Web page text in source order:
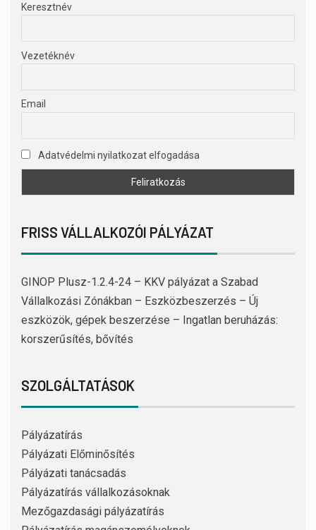
Keresztnév
Vezetéknév
Email
Adatvédelmi nyilatkozat elfogadása
FRISS VÁLLALKOZÓI PÁLYÁZAT
GINOP Plusz-1.2.4-24 – KKV pályázat a Szabad
Vállalkozási Zónákban – Eszközbeszerzés – Új
eszközök, gépek beszerzése – Ingatlan beruházás:
korszerűsítés, bővítés
SZOLGÁLTATÁSOK
Pályázatírás
Pályázati Előminősítés
Pályázati tanácsadás
Pályázatírás vállalkozásoknak
Mezőgazdasági pályázatírás